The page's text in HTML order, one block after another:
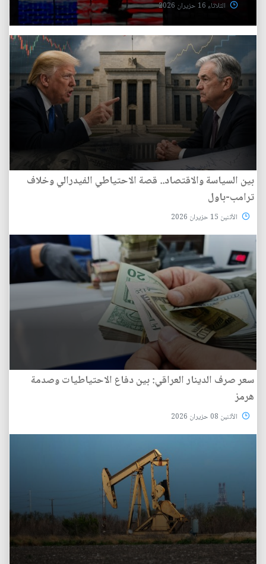
الثلاثاء 16 حزيران 2026
بين السياسة والاقتصاد.. قصة الاحتياطي الفيدرالي وخلاف
ترامب-باول
الأثنين 15 حزيران 2026
سعر صرف الدينار العراقي: بين دفاع الاحتياطيات وصدمة
هرمز
الأثنين 08 حزيران 2026